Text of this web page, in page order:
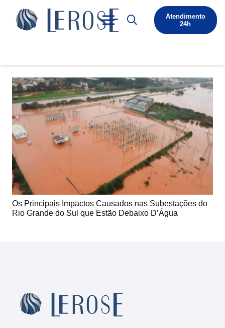
Atendimento
24h
Os Principais Impactos Causados nas Subestações do
Rio Grande do Sul que Estão Debaixo D’Água